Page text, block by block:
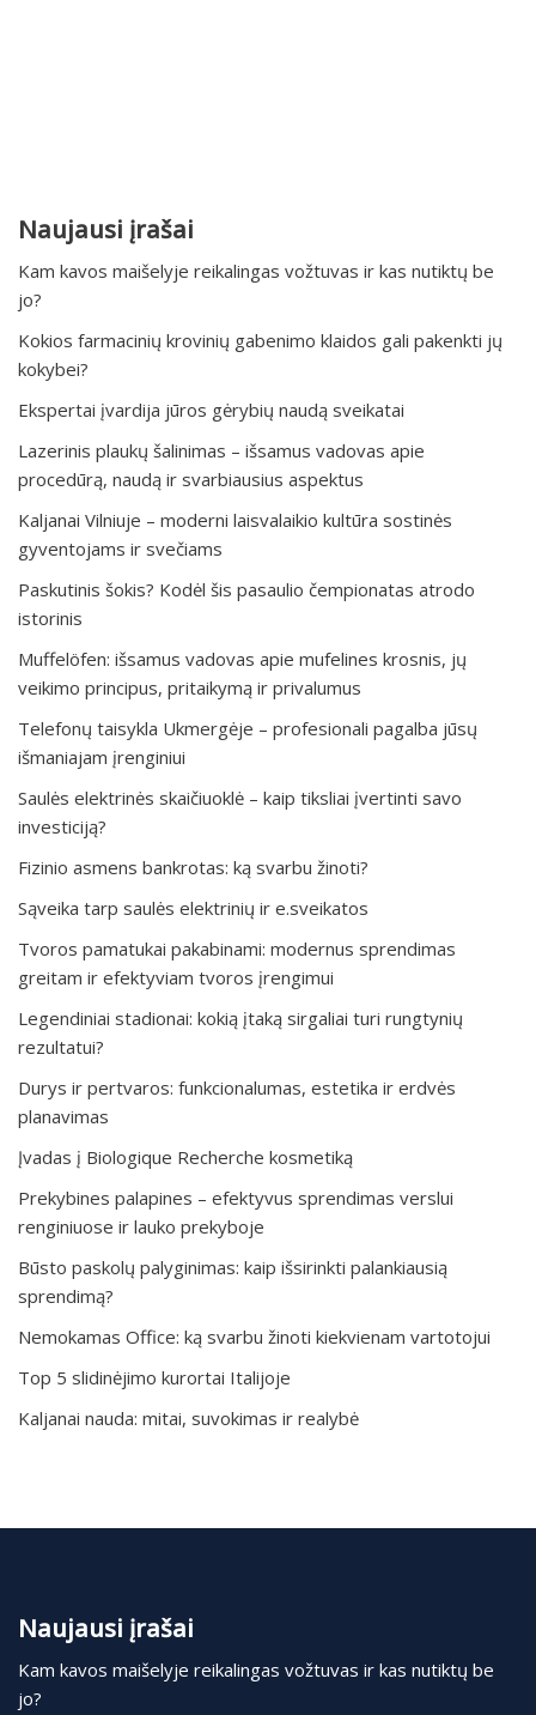
Naujausi įrašai
Kam kavos maišelyje reikalingas vožtuvas ir kas nutiktų be
jo?
Kokios farmacinių krovinių gabenimo klaidos gali pakenkti jų
kokybei?
Ekspertai įvardija jūros gėrybių naudą sveikatai
Lazerinis plaukų šalinimas – išsamus vadovas apie
procedūrą, naudą ir svarbiausius aspektus
Kaljanai Vilniuje – moderni laisvalaikio kultūra sostinės
gyventojams ir svečiams
Paskutinis šokis? Kodėl šis pasaulio čempionatas atrodo
istorinis
Muffelöfen: išsamus vadovas apie mufelines krosnis, jų
veikimo principus, pritaikymą ir privalumus
Telefonų taisykla Ukmergėje – profesionali pagalba jūsų
išmaniajam įrenginiui
Saulės elektrinės skaičiuoklė – kaip tiksliai įvertinti savo
investiciją?
Fizinio asmens bankrotas: ką svarbu žinoti?
Sąveika tarp saulės elektrinių ir e.sveikatos
Tvoros pamatukai pakabinami: modernus sprendimas
greitam ir efektyviam tvoros įrengimui
Legendiniai stadionai: kokią įtaką sirgaliai turi rungtynių
rezultatui?
Durys ir pertvaros: funkcionalumas, estetika ir erdvės
planavimas
Įvadas į Biologique Recherche kosmetiką
Prekybines palapines – efektyvus sprendimas verslui
renginiuose ir lauko prekyboje
Būsto paskolų palyginimas: kaip išsirinkti palankiausią
sprendimą?
Nemokamas Office: ką svarbu žinoti kiekvienam vartotojui
Top 5 slidinėjimo kurortai Italijoje
Kaljanai nauda: mitai, suvokimas ir realybė
Naujausi įrašai
Kam kavos maišelyje reikalingas vožtuvas ir kas nutiktų be
jo?